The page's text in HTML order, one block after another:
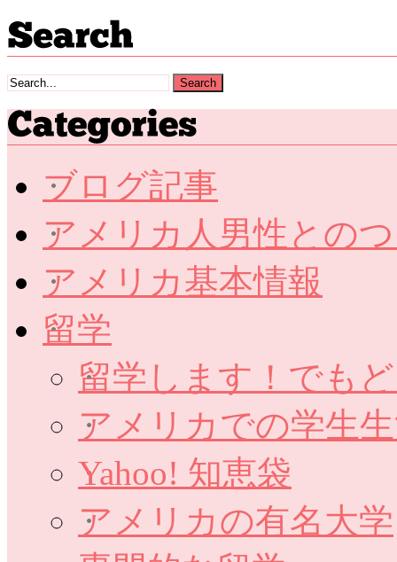
ブログ記事
アメリカ人男性との
アメリカ基本情報
留学
留学します！でも
アメリカでの学生
Yahoo! 知恵袋
アメリカの有名大学